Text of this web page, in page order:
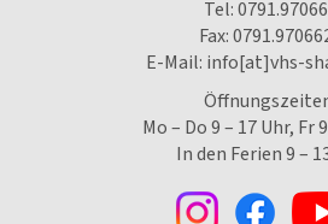
Tel:
Fax:
E-Mail: info[at]vhs-
Mo – Do 9 – 17 Uhr, Fr
In den Ferien 9 –